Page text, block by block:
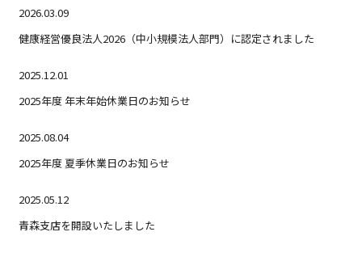
2026.03.09
健康経営優良法人2026（中小規模法人部門）に認定されました
2025.12.01
2025年度 年末年始休業日のお知らせ
2025.08.04
2025年度 夏季休業日のお知らせ
2025.05.12
青森支店を開設いたしました